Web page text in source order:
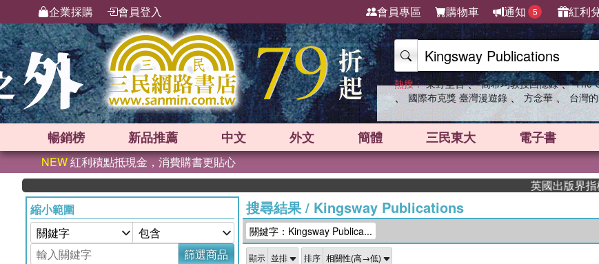
企業採購 會員登入 會員專區 購物車 通知 5 紅利
熱搜： 東野圭吾 、 高希均教授回憶錄 、 The
、 國際布克獎 臺灣漫遊錄 、 方念華 、 台灣
暢銷榜 新品推薦 中文 外文 簡體 三民東大 電子書
NEW紅利積點抵現金，消費購書更貼心
英國出版界指標
縮小範圍
篩選商品
搜尋結果/ Kingsway Publications
關鍵字：Kingsway Publica...
顯示 排序